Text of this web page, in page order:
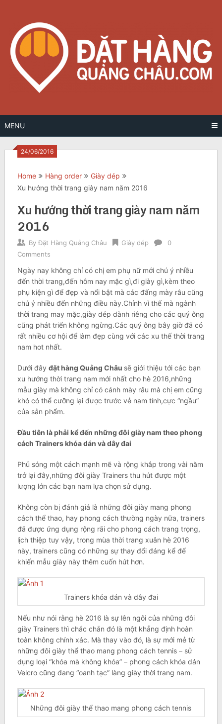
content
MENU
24/06/2016
Home Hàng order
Giày dép
Xu hướng thời trang giày nam năm 2016
Xu hướng thời trang giày nam năm
2016
By Đặt Hàng Quảng Châu Giày dép
0
Comments
Ngày nay không chỉ có chị em phụ nữ mới chú ý nhiều
đến thời trang,đến hôm nay mặc gì,đi giày gì,kèm theo
phụ kiện gì để đẹp và nổi bật mà các đấng mày râu cũng
chú ý nhiều đến những điều này.Chính vì thế mà ngành
thời trang may mặc,giày dép dành riêng cho các quý ông
cũng phát triển không ngừng.Các quý ông bây giờ đã có
rất nhiều cơ hội để làm đẹp cùng với các xu thế thời trang
nam hot nhất.
Dưới đây đặt hàng Quảng Châu sẽ giới thiệu tới các bạn
xu hướng thời trang nam mới nhất cho hè 2016,những
mẫu giày mà không chỉ có cánh mày râu mà chị em cũng
khó có thể cưỡng lại được trước vẻ nam tính,cực “ngầu”
của sản phẩm.
Đầu tiên là phải kể đến những đôi giày nam theo phong
cách Trainers khóa dán và dây đai
Phủ sóng một cách mạnh mẽ và rộng khắp trong vài năm
trở lại đây,những đôi giày Trainers thu hút được một
lượng lớn các bạn nam lựa chọn sử dụng.
Không còn bị đánh giá là những đôi giày mang phong
cách thể thao, hay phong cách thường ngày nữa, trainers
đã được ứng dụng rộng rãi cho phong cách trang trọng,
lịch thiệp tuy vậy, trong mùa thời trang xuân hè 2016
này, trainers cũng có những sự thay đổi đáng kể để
khiến mẫu giày này thêm cuốn hút hơn.
Trainers khóa dán và dây đai
Nếu như nói rằng hè 2016 là sự lên ngôi của những đôi
giày Trainers thì chắc chắn đó là một khẳng định hoàn
toàn không chính xác. Mà thay vào đó, là sự mới mẻ từ
những đôi giày thể thao mang phong cách tennis – sử
dụng loại “khóa mà không khóa” – phong cách khóa dán
Velcro cũng đang “oanh tạc” làng giày thời trang nam.
Những đôi giày thể thao mang phong cách tennis